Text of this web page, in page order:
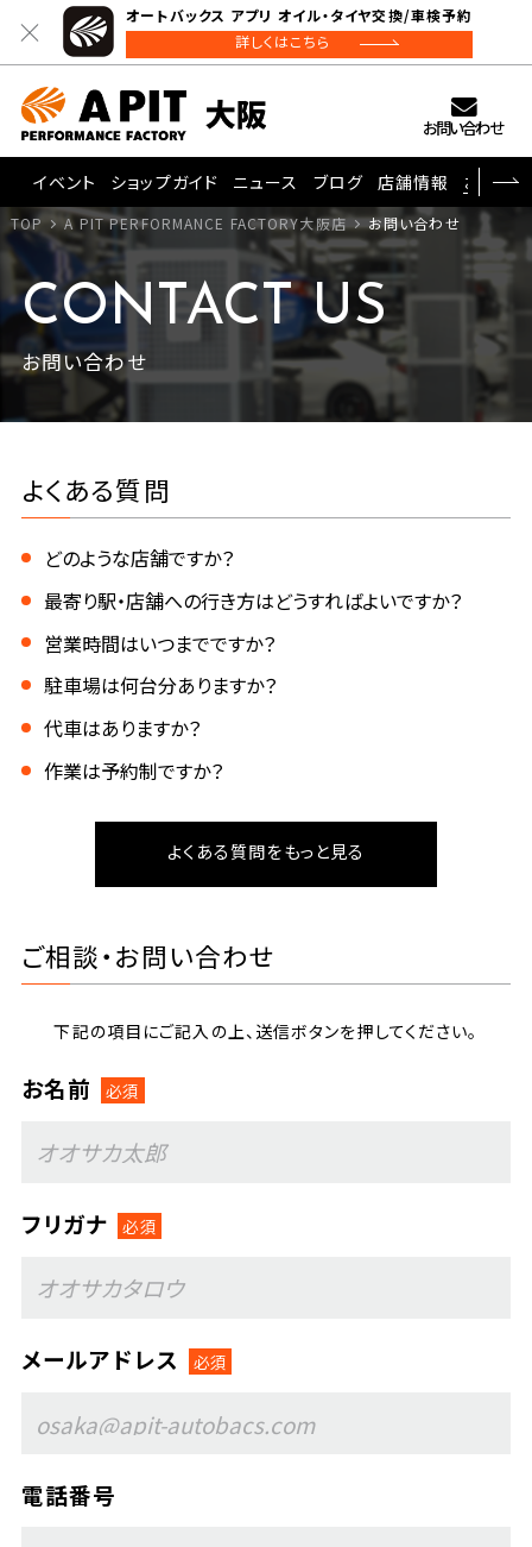
オートバックス アプリ オイル・タイヤ交換/車検予約
詳しくはこちら
お問い合わせ
イベント ショップガイド ニュース ブログ 店舗情報 お問い
TOP A PIT PERFORMANCE FACTORY大阪店 お問い合わせ
CONTACT US
お問い合わせ
よくある質問
どのような店舗ですか？
最寄り駅・店舗への行き方はどうすればよいですか？
営業時間はいつまでですか？
駐車場は何台分ありますか？
代車はありますか？
作業は予約制ですか？
よくある質問をもっと見る
ご相談・お問い合わせ
下記の項目にご記入の上、送信ボタンを押してください。
お名前
フリガナ
メールアドレス
電話番号